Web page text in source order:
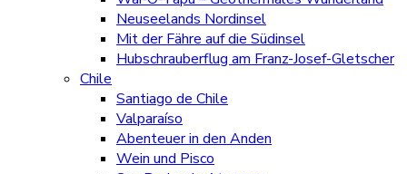
Neuseelands Nordinsel
Mit der Fähre auf die Südinsel
Hubschrauberflug am Franz-Josef-Gletscher
Chile
Santiago de Chile
Valparaíso
Abenteuer in den Anden
Wein und Pisco